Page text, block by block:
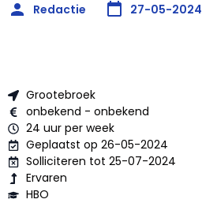
Redactie 27-05-2024
Grootebroek
onbekend - onbekend
24 uur per week
Geplaatst op 26-05-2024
Solliciteren tot 25-07-2024
Ervaren
HBO